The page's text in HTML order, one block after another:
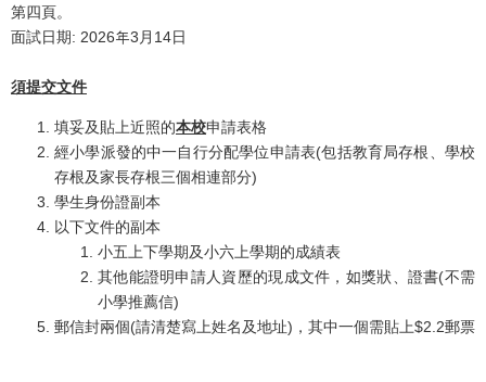
第四頁。
面試日期: 2026年3月14日
須提交文件
填妥及貼上近照的本校申請表格
經小學派發的中一自行分配學位申請表(包括教育局存根、學校
存根及家長存根三個相連部分)
學生身份證副本
以下文件的副本
小五上下學期及小六上學期的成績表
其他能證明申請人資歷的現成文件，如獎狀、證書(不需
小學推薦信)
郵信封兩個(請清楚寫上姓名及地址)，其中一個需貼上$2.2郵票